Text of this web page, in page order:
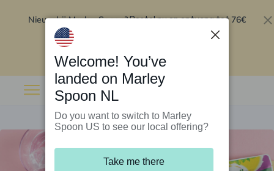
Nieuw bij Marley Spoon?Bestel nu en ontvang tot 76€
Welcome! You’ve
landed on Marley
Spoon NL
Do you want to switch to Marley
Spoon US to see our local offering?
Take me there